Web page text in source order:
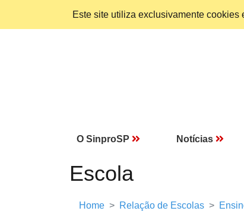
Este site utiliza exclusivamente
O SinproSP Notícias
Escola
Home Relação de Escolas